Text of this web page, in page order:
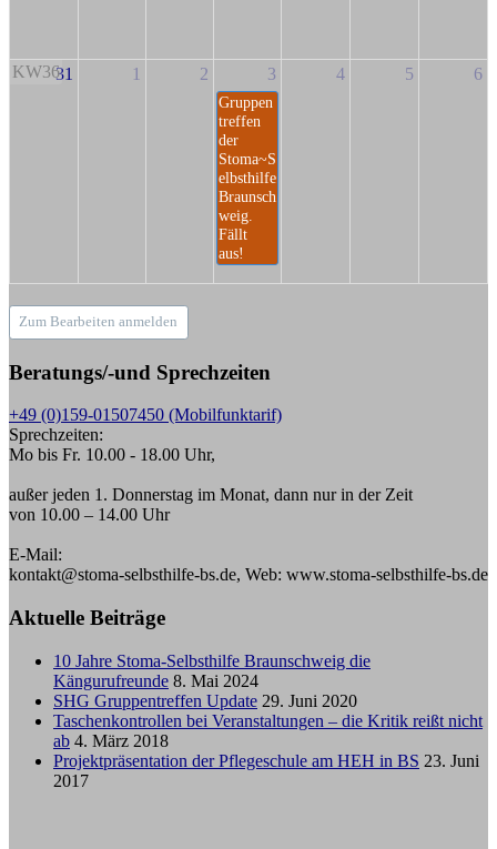
KW3631 1 2 3
Gruppen
treffen
der
Stoma~S
elbsthilfe
Braunsch
weig.
Fällt
aus!
4 5 6
Zum Bearbeiten anmelden
Beratungs/-und Sprechzeiten
+49 (0)159-01507450 (Mobilfunktarif)
Sprechzeiten:
Mo bis Fr. 10.00 - 18.00 Uhr,
außer jeden 1. Donnerstag im Monat, dann nur in der Zeit
von 10.00 – 14.00 Uhr
E-Mail:
kontakt@stoma-selbsthilfe-bs.de, Web: www.stoma-selbsthilfe-bs.de
Aktuelle Beiträge
10 Jahre Stoma-Selbsthilfe Braunschweig die
Kängurufreunde 8. Mai 2024
SHG Gruppentreffen Update 29. Juni 2020
Taschenkontrollen bei Veranstaltungen – die Kritik reißt nicht
ab 4. März 2018
Projektpräsentation der Pflegeschule am HEH in BS 23. Juni
2017